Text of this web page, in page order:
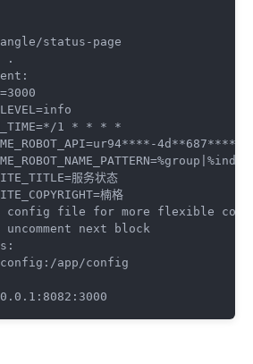
status-page
.
1 * * * *
服务状态
楠格
config file for more flexible
uncomment next block
app/config